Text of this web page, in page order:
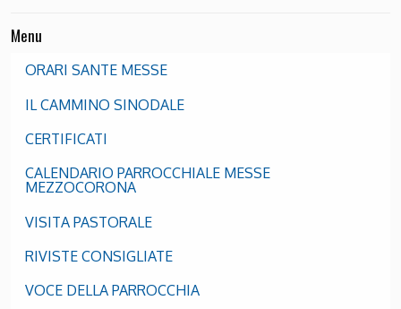
Menu
ORARI SANTE MESSE
IL CAMMINO SINODALE
CERTIFICATI
CALENDARIO PARROCCHIALE MESSE
MEZZOCORONA
VISITA PASTORALE
RIVISTE CONSIGLIATE
VOCE DELLA PARROCCHIA